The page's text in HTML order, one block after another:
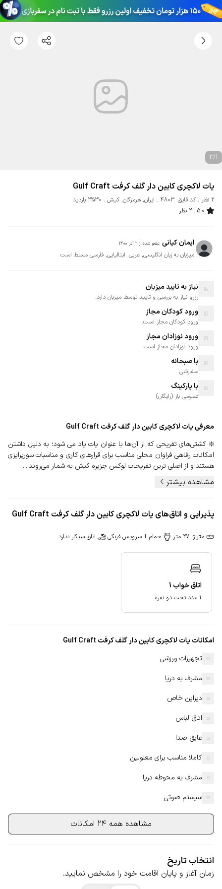
3/1
یات لاکچری کابین دار گلف کرفت Gulf Craft
2 نظر کد قایق: 4803 ایران, هرمزگان, کیش
3530 بازدید
5.0
2 نظر
ایمان کیانی عضو شده از 2 آذر 1400
میزبان به زبان انگلیسی, عربی, ایتالیایی, فارسی مسلط است
نیاز به تایید میزبان
رزرو نیاز به بررسی و تایید توسط میزبان دارد.
ورود کودکان مجاز
ورود کودکان مجاز است.
ورود نوزادان مجاز
ورود نوزادان مجاز است.
با صبحانه
سفارشی
با پارکینگ
عمومی باز (رایگان)
معرفییات لاکچری کابین دار گلف کرفت Gulf Craft
❇️ کشتی‌های تفریحی که از آن‌ها با عنوان یات یاد می شود؛ به دلیل داشتن
امکانات رفاهی فراوان محلی مناسب برای قرارهای کاری و مناسبات سورپرایزی
هستند و از اصلی ترین تفریحات لوکس جزیره کیش به شمار می‌روند....
مشاهده بیشتر
پذیرایی و اتاق‌های یات لاکچری کابین دار گلف کرفت Gulf Craft
متراژ: 27 متر حمام + سرویس فرنگی اتاق سیگار ندارد
اتاق خواب 1
1 عدد تخت دو نفره
امکانات یات لاکچری کابین دار گلف کرفت Gulf Craft
تجهیزات ورزشی
مشرف به دریا
دیزاین خاص
اتاق لباس
عایق صدا
کاملا مناسب برای معلولین
مشرف به محوطه دریا
سیستم صوتی
مشاهده همه 24 امکانات
انتخاب تاریخ
زمان آغاز و پایان اقامت خود را مشخص نمایید.